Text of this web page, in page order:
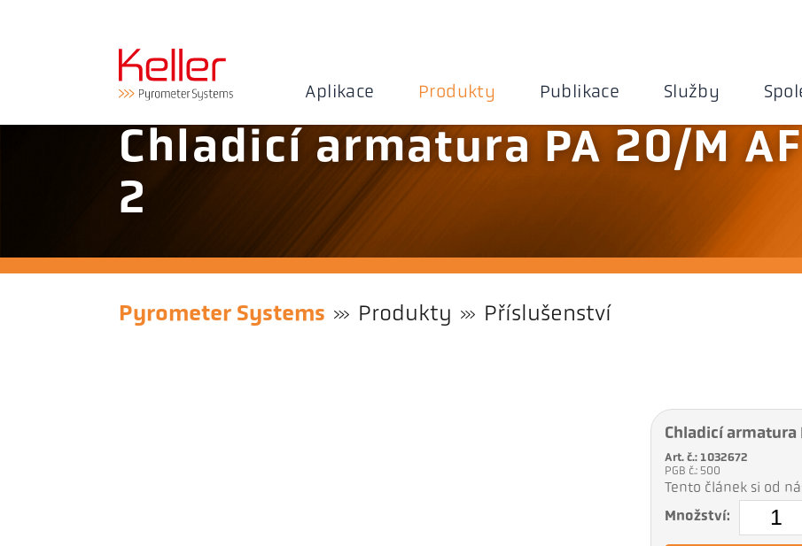
Aplikace Produkty Publikace Služby
Chladicí armatura PA 20/M AF
2
Pyrometer Systems Produkty Příslušenství
Chladicí armatura
Art. č.: 1032672
PGB č.: 500
Tento článek si od
Množství: